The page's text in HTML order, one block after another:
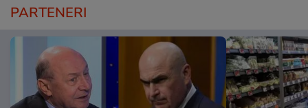
PARTENERI